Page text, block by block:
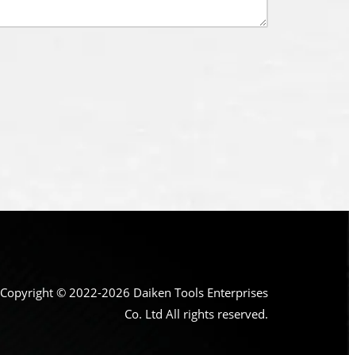
Copyright © 2022-2026 Daiken Tools Enterprises
Co. Ltd All rights reserved.